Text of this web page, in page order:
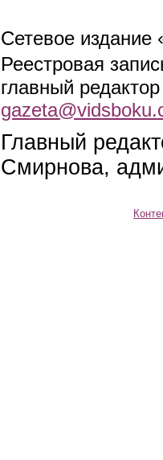
Сетевое издание
Реестровая
главный
Главный
Смирнова,